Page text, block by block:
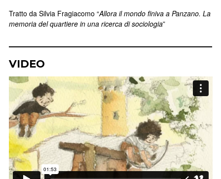
Tratto da Silvia Fragiacomo “Allora il mondo finiva a Panzano. La
memoria del quartiere in una ricerca di sociologia”
VIDEO